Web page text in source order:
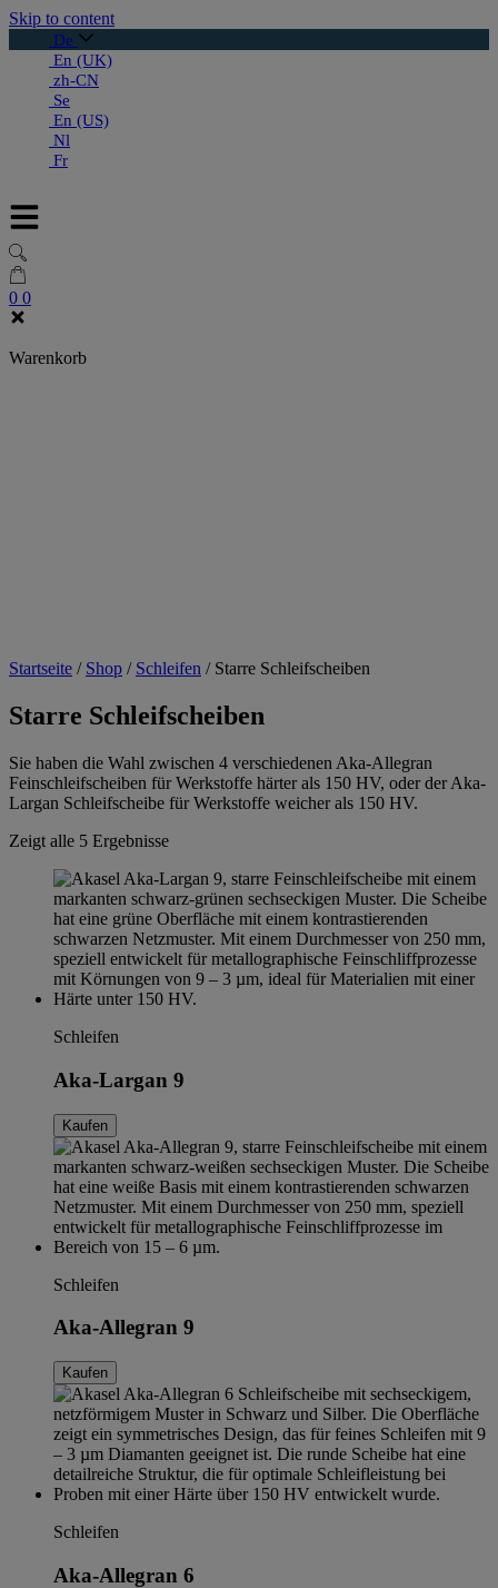
Skip to content
De
En (UK)
zh-CN
Se
En (US)
Nl
Fr
0 0
Warenkorb
Startseite / Shop / Schleifen / Starre Schleifscheiben
Starre Schleifscheiben
Sie haben die Wahl zwischen 4 verschiedenen Aka-Allegran
Feinschleifscheiben für Werkstoffe härter als 150 HV, oder der Aka-
Largan Schleifscheibe für Werkstoffe weicher als 150 HV.
Zeigt alle 5 Ergebnisse
Schleifen
Aka-Largan 9
Kaufen
Schleifen
Aka-Allegran 9
Kaufen
Schleifen
Aka-Allegran 6